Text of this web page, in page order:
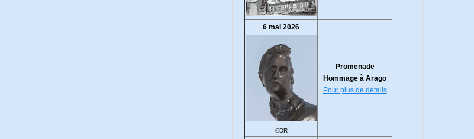
6 mai 2026
©DR
Promenade
Hommage à Arago
Pour plus de détails